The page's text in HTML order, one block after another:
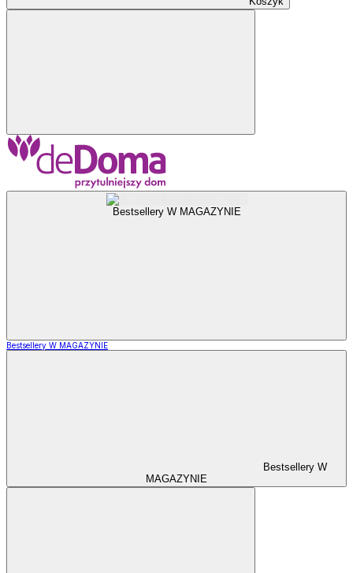
Bestsellery W MAGAZYNIE
Bestsellery W MAGAZYNIE
Bestsellery W
MAGAZYNIE